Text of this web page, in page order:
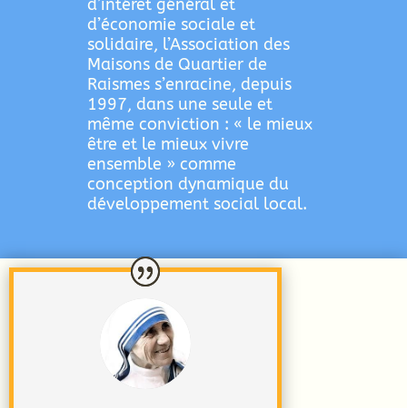
d’intérêt général et
d’économie sociale et
solidaire, l’Association des
Maisons de Quartier de
Raismes s’enracine, depuis
1997, dans une seule et
même conviction : « le mieux
être et le mieux vivre
ensemble » comme
conception dynamique du
développement social local.